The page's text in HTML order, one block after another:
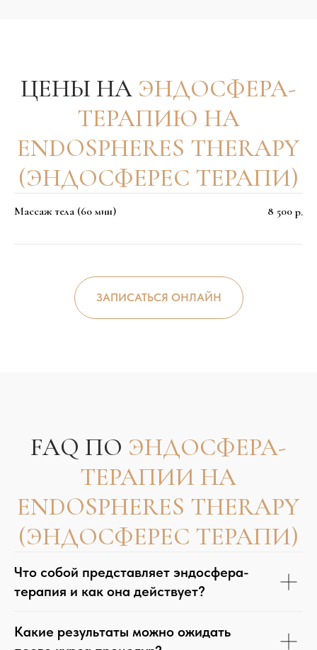
Массаж тела (60 мин) 8 500 р.
ЗАПИСАТЬСЯ ОНЛАЙН
Что собой представляет эндосфера-
терапия и как она действует?
Какие результаты можно ожидать